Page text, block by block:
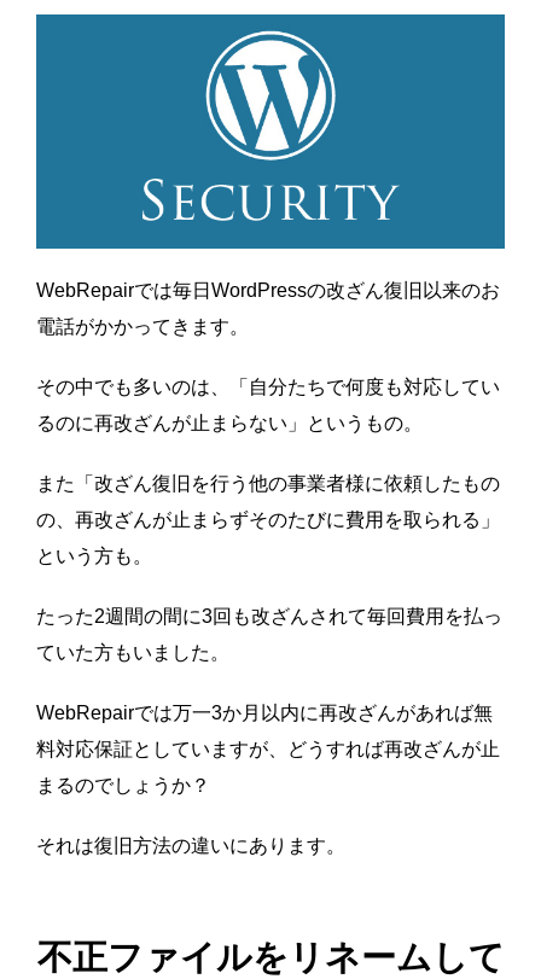
WebRepairでは毎日WordPressの改ざん復旧以来のお
電話がかかってきます。
その中でも多いのは、「自分たちで何度も対応してい
るのに再改ざんが止まらない」というもの。
また「改ざん復旧を行う他の事業者様に依頼したもの
の、再改ざんが止まらずそのたびに費用を取られる」
という方も。
たった2週間の間に3回も改ざんされて毎回費用を払っ
ていた方もいました。
WebRepairでは万一3か月以内に再改ざんがあれば無
料対応保証としていますが、どうすれば再改ざんが止
まるのでしょうか？
それは復旧方法の違いにあります。
不正ファイルをリネームして